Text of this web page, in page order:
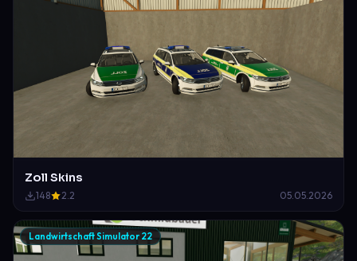
Zoll Skins
148 2.2 05.05.2026
Landwirtschaft Simulator 22